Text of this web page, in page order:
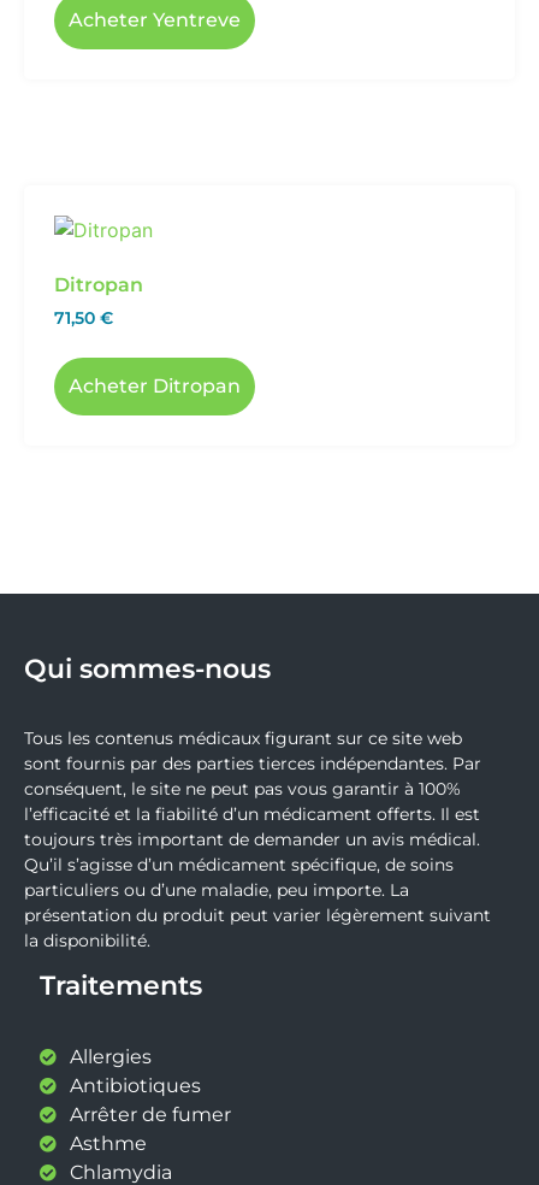
Acheter Yentreve
Ditropan
71,50 €
Acheter Ditropan
Qui sommes-nous
Tous les contenus médicaux figurant sur ce site web
sont fournis par des parties tierces indépendantes. Par
conséquent, le site ne peut pas vous garantir à 100%
l’efficacité et la fiabilité d’un médicament offerts. Il est
toujours très important de demander un avis médical.
Qu’il s’agisse d’un médicament spécifique, de soins
particuliers ou d’une maladie, peu importe. La
présentation du produit peut varier légèrement suivant
la disponibilité.
Traitements
Allergies
Antibiotiques
Arrêter de fumer
Asthme
Chlamydia